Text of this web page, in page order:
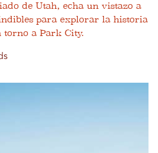
de Utah, echa un vistazo a
para explorar la historia
torno a Park City.